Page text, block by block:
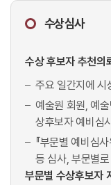
수상심사
수상 후보자 추천의
주요 일간지에 시
예술원 회원, 예
상후보자 예비심
『부문별 예비심
등 심사, 부문별
부문별 수상후보자